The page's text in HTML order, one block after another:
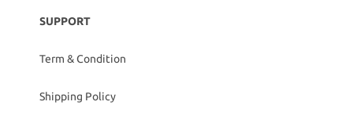
SUPPORT
Term & Condition
Shipping Policy